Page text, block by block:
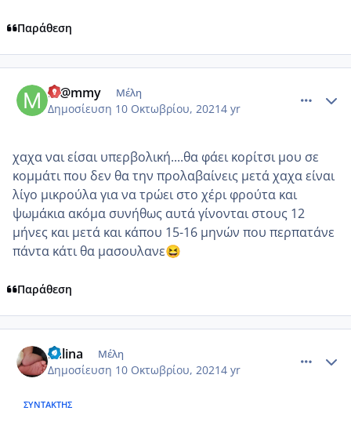
Παράθεση
M@mmy Μέλη
Δημοσίευση 10 Οκτωβρίου, 20214 yr
χαχα ναι είσαι υπερβολική....θα φάει κορίτσι μου σε
κομμάτι που δεν θα την προλαβαίνεις μετά χαχα είναι
λίγο μικρούλα για να τρώει στο χέρι φρούτα και
ψωμάκια ακόμα συνήθως αυτά γίνονται στους 12
μήνες και μετά και κάπου 15-16 μηνών που περπατάνε
πάντα κάτι θα μασουλανε😆
Παράθεση
kalina Μέλη
Δημοσίευση 10 Οκτωβρίου, 20214 yr
ΣΥΝΤΆΚΤΗΣ